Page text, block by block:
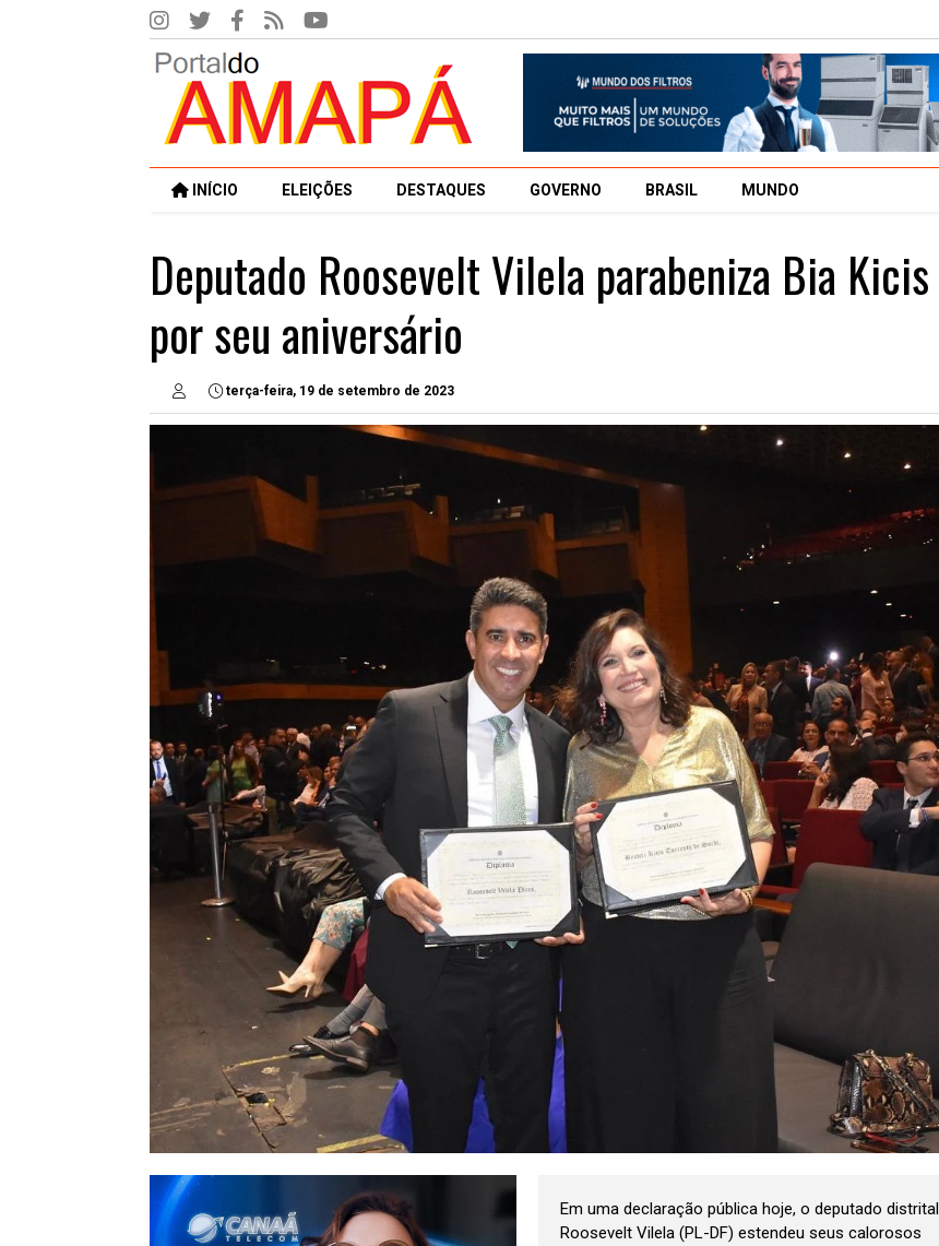
INÍCIO ELEIÇÕES DESTAQUES GOVERNO BRASIL MUNDO
Deputado Roosevelt Vilela parabeniza Bia Kicis
por seu aniversário
terça-feira, 19 de setembro de 2023
Em uma declaração pública hoje, o deputado distrital
Roosevelt Vilela (PL-DF) estendeu seus calorosos